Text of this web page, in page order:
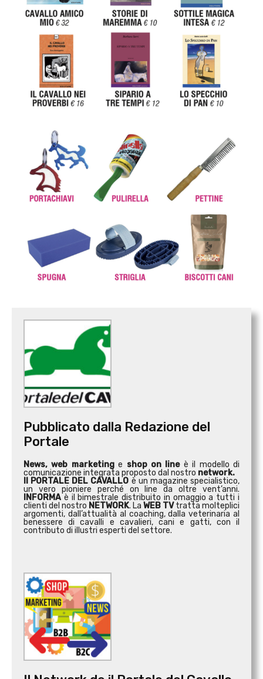
Pubblicato dalla Redazione del
Portale
News, web marketinge shop on line è il modello di
comunicazione integrata proposto dal nostro network.
Il PORTALE DEL CAVALLO è un magazine specialistico,
un vero pioniere perché on line da oltre vent’anni.
INFORMA è il bimestrale distribuito in omaggio a tutti i
clienti del nostro NETWORK. La WEB TVtratta molteplici
argomenti, dall’attualità al coaching, dalla veterinaria al
benessere di cavalli e cavalieri, cani e gatti, con il
contributo di illustri esperti del settore.